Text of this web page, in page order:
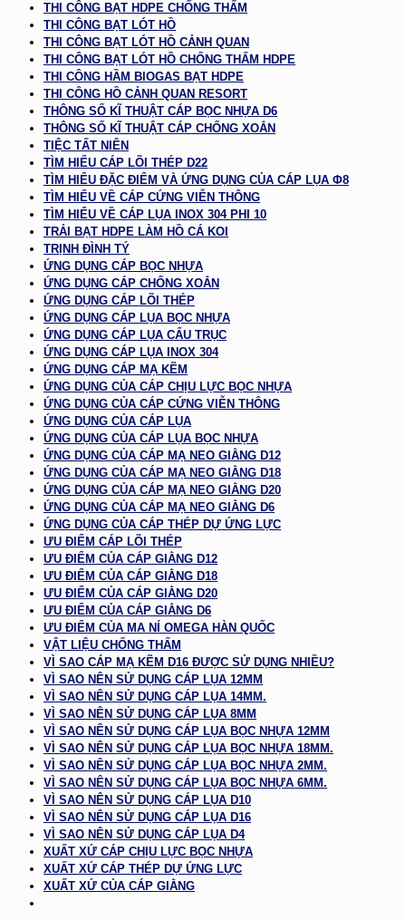
THI CÔNG BẠT HDPE CHỐNG THẤM
THI CÔNG BẠT LÓT HỒ
THI CÔNG BẠT LÓT HỒ CẢNH QUAN
THI CÔNG BẠT LÓT HỒ CHỐNG THẤM HDPE
THI CÔNG HẦM BIOGAS BẠT HDPE
THI CÔNG HỒ CẢNH QUAN RESORT
THÔNG SỐ KĨ THUẬT CÁP BỌC NHỰA D6
THÔNG SỐ KĨ THUẬT CÁP CHỐNG XOẮN
TIỆC TẤT NIÊN
TÌM HIỂU CÁP LÕI THÉP D22
TÌM HIỂU ĐẶC ĐIỂM VÀ ỨNG DỤNG CỦA CÁP LỤA Φ8
TÌM HIỂU VỀ CÁP CỨNG VIỄN THÔNG
TÌM HIỂU VỀ CÁP LỤA INOX 304 PHI 10
TRẢI BẠT HDPE LÀM HỒ CÁ KOI
TRỊNH ĐÌNH TÝ
ỨNG DỤNG CÁP BỌC NHỰA
ỨNG DỤNG CÁP CHỐNG XOẮN
ỨNG DỤNG CÁP LÕI THÉP
ỨNG DỤNG CÁP LỤA BỌC NHỰA
ỨNG DỤNG CÁP LỤA CẨU TRỤC
ỨNG DỤNG CÁP LỤA INOX 304
ỨNG DỤNG CÁP MẠ KẼM
ỨNG DỤNG CỦA CÁP CHỊU LỰC BỌC NHỰA
ỨNG DỤNG CỦA CÁP CỨNG VIỄN THÔNG
ỨNG DỤNG CỦA CÁP LỤA
ỨNG DỤNG CỦA CÁP LỤA BỌC NHỰA
ỨNG DỤNG CỦA CÁP MẠ NEO GIẰNG D12
ỨNG DỤNG CỦA CÁP MẠ NEO GIẰNG D18
ỨNG DỤNG CỦA CÁP MẠ NEO GIẰNG D20
ỨNG DỤNG CỦA CÁP MẠ NEO GIẰNG D6
ỨNG DỤNG CỦA CÁP THÉP DỰ ỨNG LỰC
ƯU ĐIỂM CÁP LÕI THÉP
ƯU ĐIỂM CỦA CÁP GIẰNG D12
ƯU ĐIỂM CỦA CÁP GIẰNG D18
ƯU ĐIỂM CỦA CÁP GIẰNG D20
ƯU ĐIỂM CỦA CÁP GIẰNG D6
ƯU ĐIỂM CỦA MA NÍ OMEGA HÀN QUỐC
VẬT LIỆU CHỐNG THẤM
VÌ SAO CÁP MẠ KẼM D16 ĐƯỢC SỬ DỤNG NHIỀU?
VÌ SAO NÊN SỬ DỤNG CÁP LỤA 12MM
VÌ SAO NÊN SỬ DỤNG CÁP LỤA 14MM.
VÌ SAO NÊN SỬ DỤNG CÁP LỤA 8MM
VÌ SAO NÊN SỬ DỤNG CÁP LỤA BỌC NHỰA 12MM
VÌ SAO NÊN SỬ DỤNG CÁP LỤA BỌC NHỰA 18MM.
VÌ SAO NÊN SỬ DỤNG CÁP LỤA BỌC NHỰA 2MM.
VÌ SAO NÊN SỬ DỤNG CÁP LỤA BỌC NHỰA 6MM.
VÌ SAO NÊN SỬ DỤNG CÁP LỤA D10
VÌ SAO NÊN SỬ DỤNG CÁP LỤA D16
VÌ SAO NÊN SỬ DỤNG CÁP LỤA D4
XUẤT XỨ CÁP CHỊU LỰC BỌC NHỰA
XUẤT XỨ CÁP THÉP DỰ ỨNG LỰC
XUẤT XỨ CỦA CÁP GIẰNG